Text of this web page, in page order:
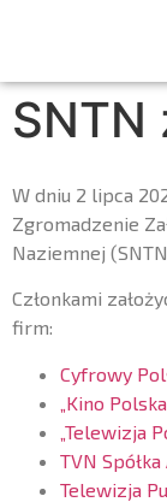
SNTN
W dniu 2 lipca
Zgromadzenie
Naziemnej
Członkami
firm:
Cyfrowy
„Kino
„Telewizja
TVN
Telewizja